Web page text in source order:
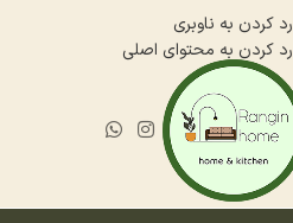
رد کردن به ناوبری
رد کردن به محتوای اصلی